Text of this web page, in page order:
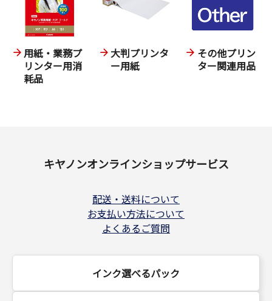
用紙・業務プ
リンター用消
耗品
大判プリンタ
ー用紙
その他プリン
ター関連用品
キヤノンオンラインショップサービス
配送・送料について
お支払い方法について
よくあるご質問
インク選べるパック